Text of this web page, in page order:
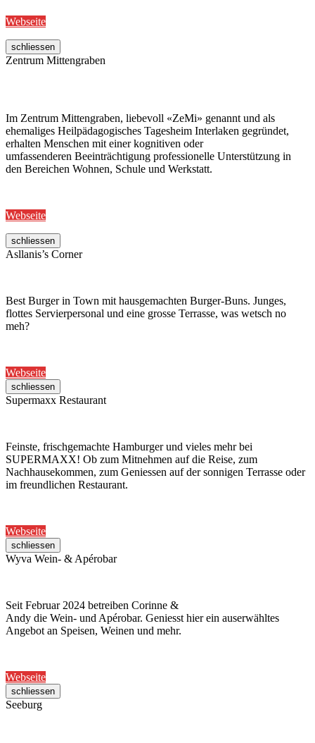
Webseite
schliessen
Zentrum Mittengraben
Im Zentrum Mittengraben, liebevoll «ZeMi» genannt und als
ehemaliges Heilpädagogisches Tagesheim Interlaken gegründet,
erhalten Menschen mit einer kognitiven oder
umfassenderen Beeinträchtigung professionelle Unterstützung in
den Bereichen Wohnen, Schule und Werkstatt.
Webseite
schliessen
Asllanis’s Corner
Best Burger in Town mit hausgemachten Burger-Buns. Junges,
flottes Servierpersonal und eine grosse Terrasse, was wetsch no
meh?
Webseite
schliessen
Supermaxx Restaurant
Feinste, frischgemachte Hamburger und vieles mehr bei
SUPERMAXX! Ob zum Mitnehmen auf die Reise, zum
Nachhausekommen, zum Geniessen auf der sonnigen Terrasse oder
im freundlichen Restaurant.
Webseite
schliessen
Wyva Wein- & Apérobar
Seit Februar 2024 betreiben Corinne &
Andy die Wein- und Apérobar. Geniesst hier ein auserwähltes
Angebot an Speisen, Weinen und mehr.
Webseite
schliessen
Seeburg